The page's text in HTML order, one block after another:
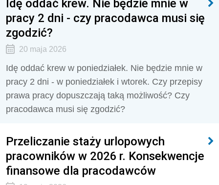
Idę oddać krew. Nie będzie mnie w
pracy 2 dni - czy pracodawca musi się
zgodzić?
20 maja 2026
Idę oddać krew w poniedziałek. Nie będzie mnie w
pracy 2 dni - w poniedziałek i wtorek. Czy przepisy
prawa pracy dopuszczają taką możliwość? Czy
pracodawca musi się zgodzić?
Przeliczanie staży urlopowych
pracowników w 2026 r. Konsekwencje
finansowe dla pracodawców